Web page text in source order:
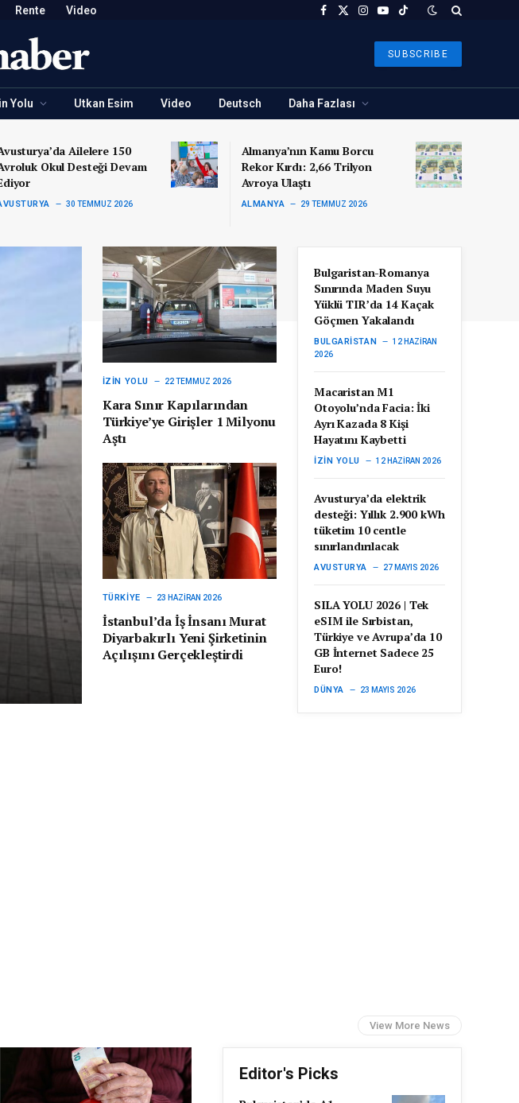
Rente Video Facebook
X
Instagram
YouTubeTikTok
SUBSCRIBE
Yolu Utkan Esim Video Deutsch Daha Fazlası
Ailelere 150
Okul Desteği Devam
30 TEMMUZ 2026
Almanya’nın Kamu Borcu
Rekor Kırdı: 2,66 Trilyon
Avroya Ulaştı
ALMANYA 29 TEMMUZ 2026
İZIN YOLU 22 TEMMUZ 2026
Kara Sınır Kapılarından
Türkiye’ye Girişler 1 Milyonu
Aştı
TÜRKIYE 23 HAZIRAN 2026
İstanbul’da İş İnsanı Murat
Diyarbakırlı Yeni Şirketinin
Açılışını Gerçekleştirdi
Bulgaristan-Romanya
Sınırında Maden Suyu
Yüklü TIR’da 14 Kaçak
Göçmen Yakalandı
BULGARISTAN
12 HAZIRAN
2026
Macaristan M1
Otoyolu’nda Facia: İki
Ayrı Kazada 8 Kişi
Hayatını Kaybetti
İZIN YOLU 12 HAZIRAN 2026
Avusturya’da elektrik
desteği: Yıllık 2.900 kWh
tüketim 10 centle
sınırlandırılacak
AVUSTURYA 27 MAYIS 2026
SILA YOLU 2026 | Tek
eSIM ile Sırbistan,
Türkiye ve Avrupa’da 10
GB İnternet Sadece 25
Euro!
DÜNYA 23 MAYIS 2026
View More News
Editor's Picks